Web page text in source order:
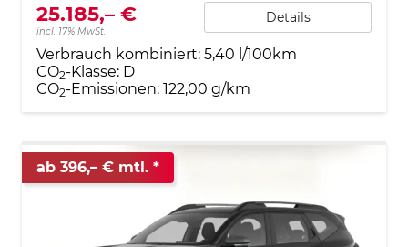
25.185,– €
incl. 17% MwSt.
Details
Verbrauch kombiniert: 5,40 l/100km
CO2-Klasse: D
CO2-Emissionen: 122,00 g/km
ab 396,– € mtl.